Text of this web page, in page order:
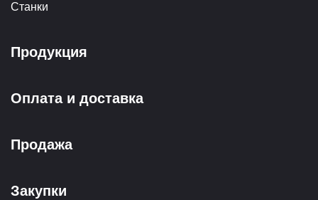
Станки
Продукция
Оплата и доставка
Продажа
Закупки